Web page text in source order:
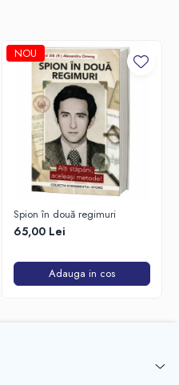
NOU
Spion în două regimuri
65,00 Lei
Adauga in cos